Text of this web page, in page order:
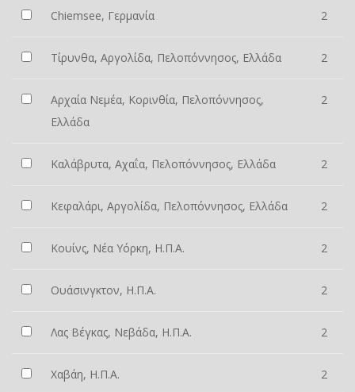
Chiemsee, Γερμανία 2
Τίρυνθα, Αργολίδα, Πελοπόννησος, Ελλάδα 2
Αρχαία Νεμέα, Κορινθία, Πελοπόννησος,
Ελλάδα
2
Καλάβρυτα, Αχαΐα, Πελοπόννησος, Ελλάδα 2
Κεφαλάρι, Αργολίδα, Πελοπόννησος, Ελλάδα 2
Κουίνς, Νέα Υόρκη, Η.Π.Α. 2
Ουάσινγκτον, Η.Π.Α. 2
Λας Βέγκας, Νεβάδα, Η.Π.Α. 2
Χαβάη, Η.Π.Α. 2